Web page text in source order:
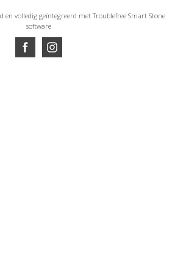
en volledig geïntegreerd met Troublefree Smart Stone
software